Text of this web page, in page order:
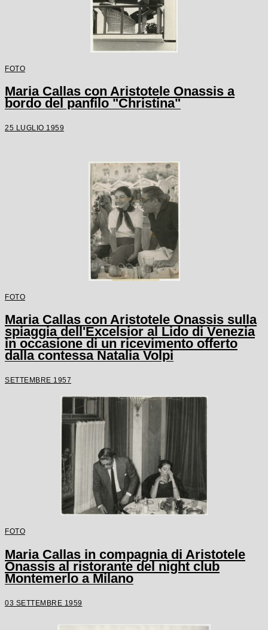
FOTO
Maria Callas con Aristotele Onassis a
bordo del panfilo "Christina"
25 LUGLIO 1959
FOTO
Maria Callas con Aristotele Onassis sulla
spiaggia dell'Excelsior al Lido di Venezia
in occasione di un ricevimento offerto
dalla contessa Natalia Volpi
SETTEMBRE 1957
FOTO
Maria Callas in compagnia di Aristotele
Onassis al ristorante del night club
Montemerlo a Milano
03 SETTEMBRE 1959